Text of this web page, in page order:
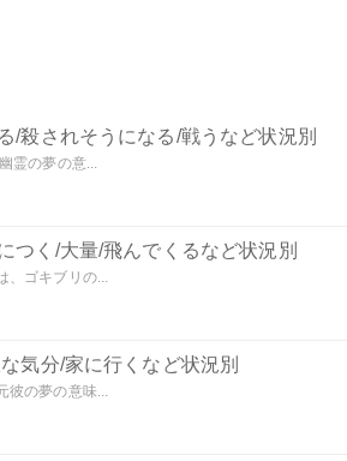
/殺されそうになる/戦うなど状況別
霊の夢の意...
つく/大量/飛んでくるなど状況別
ゴキブリの...
気分/家に行くなど状況別
の夢の意味...